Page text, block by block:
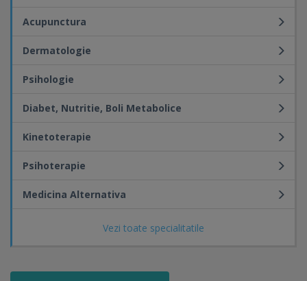
NUTRIȚIE
REJUVANCE - MASAJ DE ÎNTINERIRE
TERAPIE ACCES BARS
Vezi toate specialitatile
Acupunctura
Dermatologie
Psihologie
Diabet, Nutritie, Boli Metabolice
Kinetoterapie
Psihoterapie
Medicina Alternativa